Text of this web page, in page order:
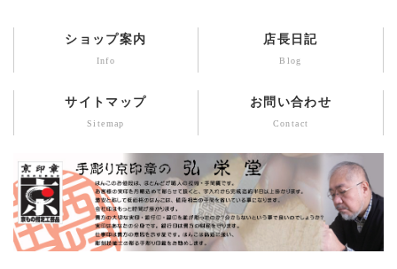
ショップ案内
Info
店長日記
Blog
サイトマップ
Sitemap
お問い合わせ
Contact